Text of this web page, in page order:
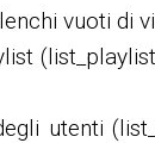
vuoti di
utenti